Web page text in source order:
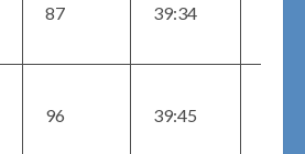
87 39:34
96 39:45